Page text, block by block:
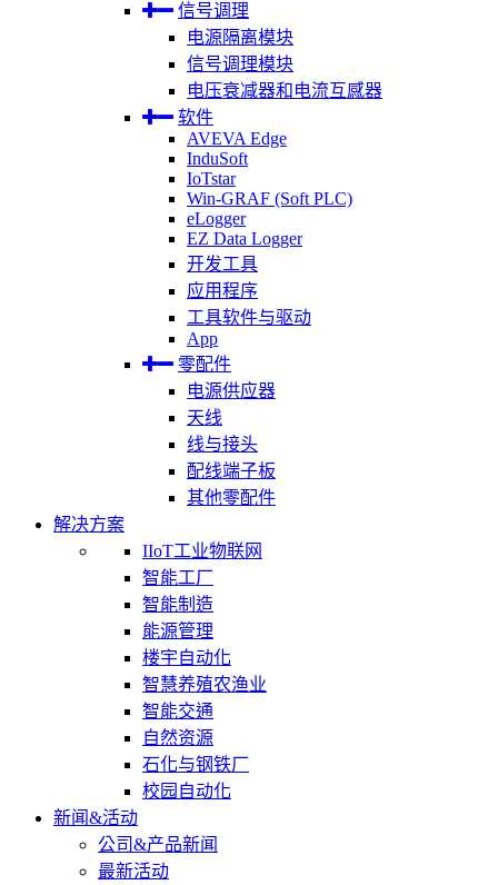
信号调理
电源隔离模块
信号调理模块
电压衰减器和电流互感器
软件
AVEVA Edge
InduSoft
IoTstar
Win-GRAF (Soft PLC)
eLogger
EZ Data Logger
开发工具
应用程序
工具软件与驱动
App
零配件
电源供应器
天线
线与接头
配线端子板
其他零配件
解决方案
IIoT工业物联网
智能工厂
智能制造
能源管理
楼宇自动化
智慧养殖农渔业
智能交通
自然资源
石化与钢铁厂
校园自动化
新闻&活动
公司&产品新闻
最新活动